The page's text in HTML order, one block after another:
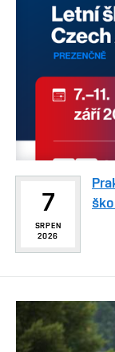
7
SRPEN
2026